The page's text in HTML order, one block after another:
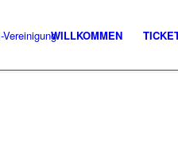
WILLKOMMEN